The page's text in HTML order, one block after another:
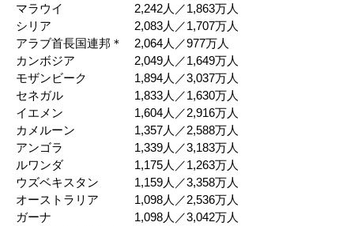
マラウイ 2,242人／1,863万人
シリア 2,083人／1,707万人
アラブ首長国連邦＊ 2,064人／977万人
カンボジア 2,049人／1,649万人
モザンビーク 1,894人／3,037万人
セネガル 1,833人／1,630万人
イエメン 1,604人／2,916万人
カメルーン 1,357人／2,588万人
アンゴラ 1,339人／3,183万人
ルワンダ 1,175人／1,263万人
ウズベキスタン 1,159人／3,358万人
オーストラリア 1,098人／2,536万人
ガーナ 1,098人／3,042万人